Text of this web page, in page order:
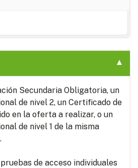
Secundaria Obligatoria, un
de nivel 2, un Certificado de
en la oferta a realizar, o un
de nivel 1 de la misma
de acceso individuales